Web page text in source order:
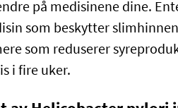
på medisinene dine.
som beskytter
som reduserer
i fire uker.